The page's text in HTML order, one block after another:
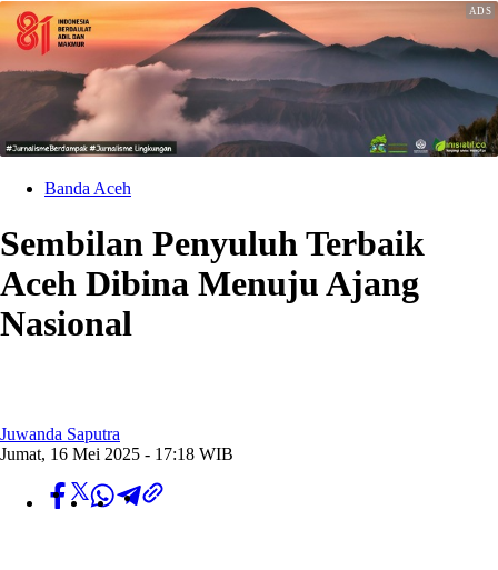
Banda Aceh
Sembilan Penyuluh Terbaik
Aceh Dibina Menuju Ajang
Nasional
Juwanda Saputra
Jumat, 16 Mei 2025 - 17:18 WIB